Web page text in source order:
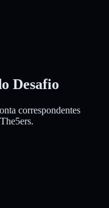
Desafio
correspondentes